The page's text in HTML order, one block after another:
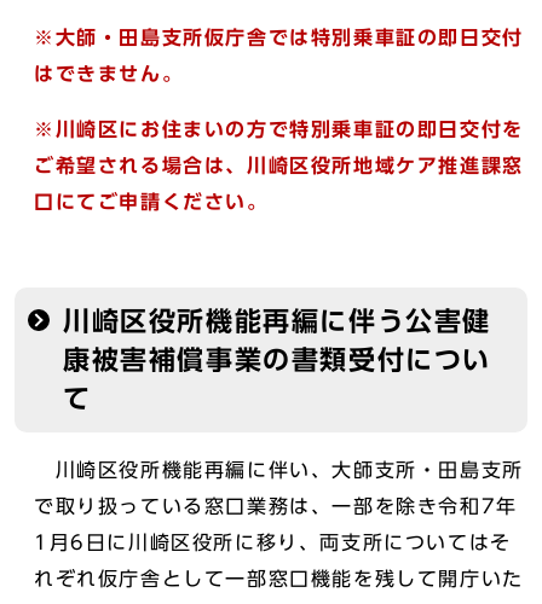
※大師・田島支所仮庁舎では特別乗車証の即日交付
はできません。
※川崎区にお住まいの方で特別乗車証の即日交付を
ご希望される場合は、川崎区役所地域ケア推進課窓
口にてご申請ください。
川崎区役所機能再編に伴う公害健
康被害補償事業の書類受付につい
て
川崎区役所機能再編に伴い、大師支所・田島支所
で取り扱っている窓口業務は、一部を除き令和7年
1月6日に川崎区役所に移り、両支所についてはそ
れぞれ仮庁舎として一部窓口機能を残して開庁いた